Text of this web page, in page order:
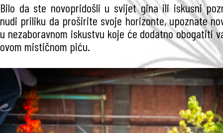
Bilo da ste novopridošli u svijet gina ili iskusni
nudi priliku da proširite svoje horizonte, upoznate
u nezaboravnom iskustvu koje će dodatno obogatiti
ovom mističnom piću.